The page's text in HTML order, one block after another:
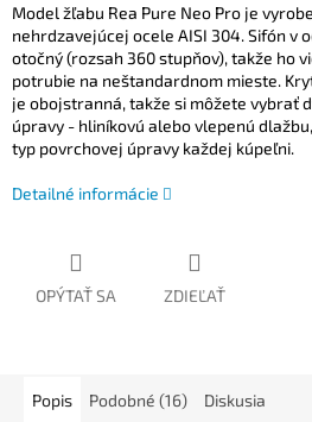
Model žľabu Rea Pure Neo Pro je
nehrdzavejúcej ocele AISI 304. Sifón v
otočný (rozsah 360 stupňov), takže ho
potrubie na neštandardnom mieste.
je obojstranná, takže si môžete vybrať
úpravy - hliníkovú alebo vlepenú
typ povrchovej úpravy každej kúpeľni.
Detailné informácie
OPÝTAŤ SA ZDIEĽAŤ
Popis Podobné (16) Diskusia